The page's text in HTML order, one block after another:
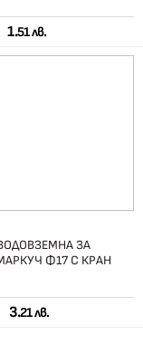
1.51 лв.
ЗА
Ф17 С КРАН
3.21 лв.